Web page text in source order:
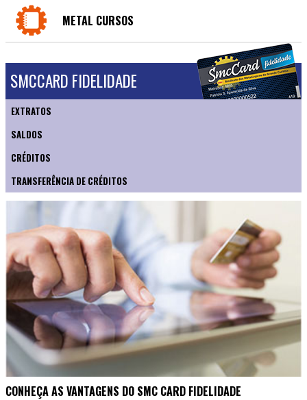
METAL CURSOS
SMCCARD FIDELIDADE
EXTRATOS
SALDOS
CRÉDITOS
TRANSFERÊNCIA DE CRÉDITOS
CONHEÇA AS VANTAGENS DO SMC CARD FIDELIDADE